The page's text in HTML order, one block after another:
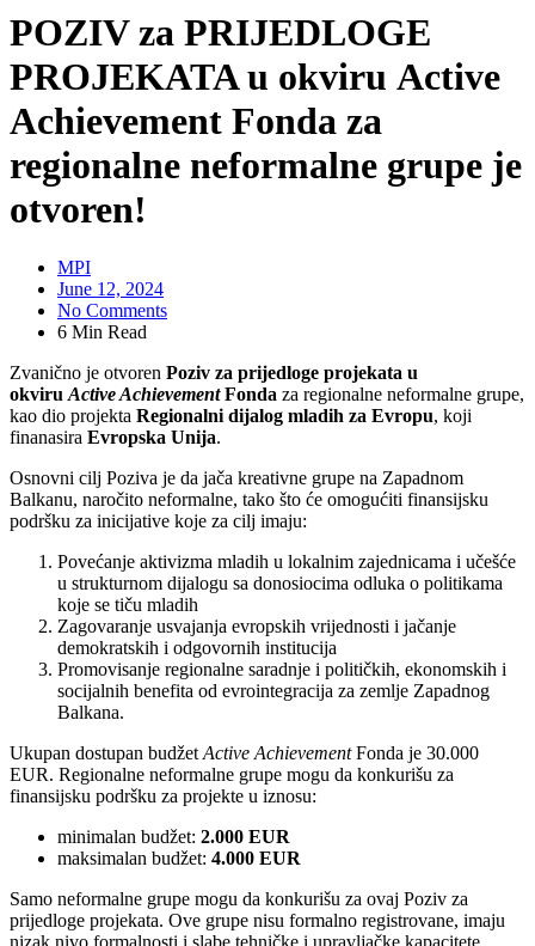
POZIV za PRIJEDLOGE
PROJEKATA u okviru Active
Achievement Fonda za
regionalne neformalne grupe je
otvoren!
MPI
June 12, 2024
No Comments
6 Min Read
Zvanično je otvoren Poziv za prijedloge projekata u
okviru Active AchievementFonda za regionalne neformalne grupe,
kao dio projekta Regionalni dijalog mladih za Evropu, koji
finanasira Evropska Unija.
Osnovni cilj Poziva je da jača kreativne grupe na Zapadnom
Balkanu, naročito neformalne, tako što će omogućiti finansijsku
podršku za inicijative koje za cilj imaju:
Povećanje aktivizma mladih u lokalnim zajednicama i učešće
u strukturnom dijalogu sa donosiocima odluka o politikama
koje se tiču mladih
Zagovaranje usvajanja evropskih vrijednosti i jačanje
demokratskih i odgovornih institucija
Promovisanje regionalne saradnje i političkih, ekonomskih i
socijalnih benefita od evrointegracija za zemlje Zapadnog
Balkana.
Ukupan dostupan budžet Active AchievementFonda je 30.000
EUR. Regionalne neformalne grupe mogu da konkurišu za
finansijsku podršku za projekte u iznosu:
minimalan budžet: 2.000 EUR
maksimalan budžet: 4.000 EUR
Samo neformalne grupe mogu da konkurišu za ovaj Poziv za
prijedloge projekata. Ove grupe nisu formalno registrovane, imaju